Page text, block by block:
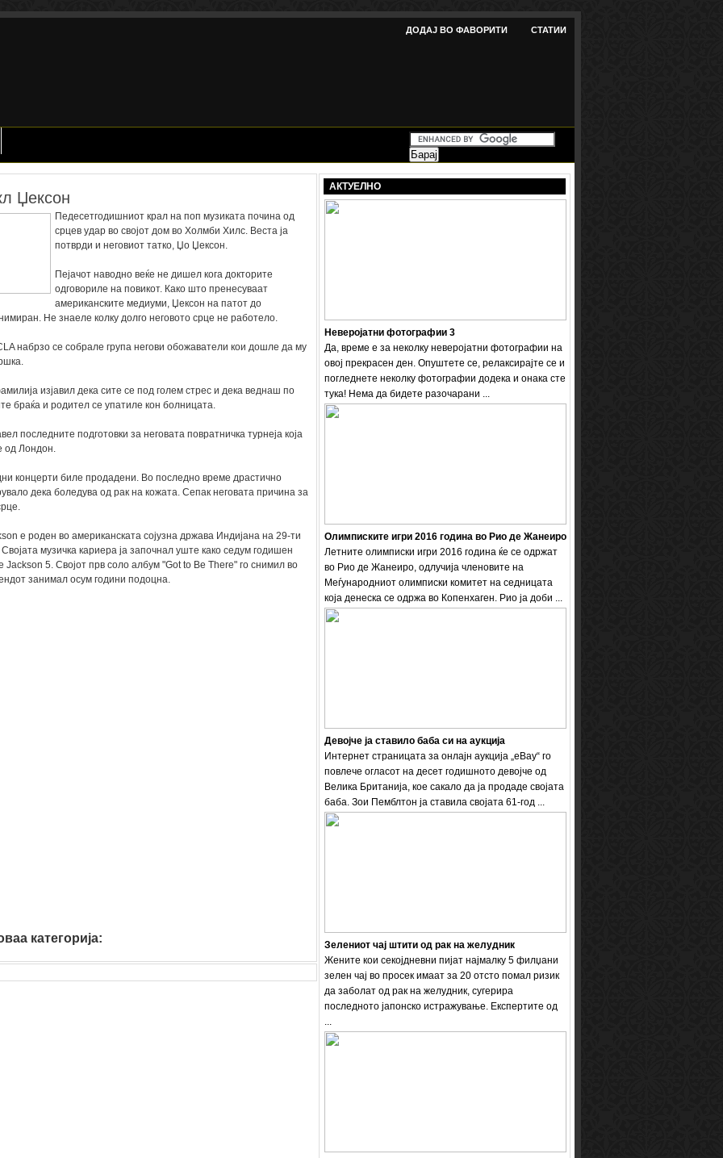
ДОДАЈ ВО ФАВОРИТИ СТАТИИ
Џексон
Педесетгодишниот крал на поп музиката почина од
срцев удар во својот дом во Холмби Хилс. Веста ја
потврди и неговиот татко, Џо Џексон.
Пејачот наводно веќе не дишел кога докторите
одговориле на повикот. Како што пренесуваат
американските медиуми, Џексон на патот до
Не знаеле колку долго неговото срце не работело.
набрзо се собрале група негови обожаватели кои дошле да му
изјавил дека сите се под голем стрес и дека веднаш по
браќа и родител се упатиле кон болницата.
последните подготовки за неговата повратничка турнеја која
од Лондон.
концерти биле продадени. Во последно време драстично
дека боледува од рак на кожата. Сепак неговата причина за
е роден во американската сојузна држава Индијана на 29-ти
Својата музичка кариера ја започнал уште како седум годишен
Jackson 5. Својот прв соло албум "Got to Be There" го снимил во
занимал осум години подоцна.
категорија:
АКТУЕЛНО
Неверојатни фотографии 3
Да, време е за неколку неверојатни фотографии на
овој прекрасен ден. Опуштете се, релаксирајте се и
погледнете неколку фотографии додека и онака сте
тука! Нема да бидете разочарани ...
Олимписките игри 2016 година во Рио де Жанеиро
Летните олимписки игри 2016 година ќе се одржат
во Рио де Жанеиро, одлучија членовите на
Меѓународниот олимписки комитет на седницата
која денеска се одржа во Копенхаген. Рио ја доби ...
Девојче ја ставило баба си на аукција
Интернет страницата за онлајн аукција „eBay“ го
повлече огласот на десет годишното девојче од
Велика Британија, кое сакало да ја продаде својата
баба. Зои Пемблтон ја ставила својата 61-год ...
Зелениот чај штити од рак на желудник
Жените кои секојдневни пијат најмалку 5 филџани
зелен чај во просек имаат за 20 отсто помал ризик
да заболат од рак на желудник, сугерира
последното јапонско истражување. Експертите од
...